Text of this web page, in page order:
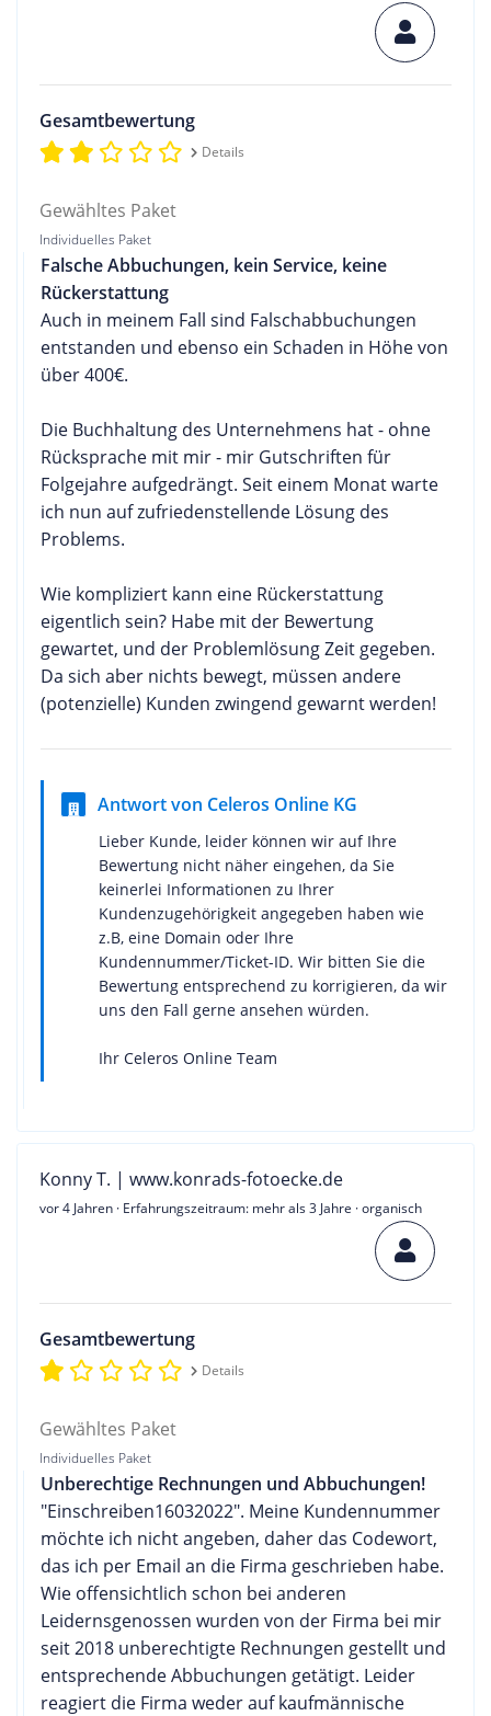
Gesamtbewertung
Details
Gewähltes Paket
Individuelles Paket
Falsche Abbuchungen, kein Service, keine
Rückerstattung
Auch in meinem Fall sind Falschabbuchungen
entstanden und ebenso ein Schaden in Höhe von
über 400€.
Die Buchhaltung des Unternehmens hat - ohne
Rücksprache mit mir - mir Gutschriften für
Folgejahre aufgedrängt. Seit einem Monat warte
ich nun auf zufriedenstellende Lösung des
Problems.
Wie kompliziert kann eine Rückerstattung
eigentlich sein? Habe mit der Bewertung
gewartet, und der Problemlösung Zeit gegeben.
Da sich aber nichts bewegt, müssen andere
(potenzielle) Kunden zwingend gewarnt werden!
Antwort von Celeros Online KG
Lieber Kunde, leider können wir auf Ihre
Bewertung nicht näher eingehen, da Sie
keinerlei Informationen zu Ihrer
Kundenzugehörigkeit angegeben haben wie
z.B, eine Domain oder Ihre
Kundennummer/Ticket-ID. Wir bitten Sie die
Bewertung entsprechend zu korrigieren, da wir
uns den Fall gerne ansehen würden.
Ihr Celeros Online Team
Konny T. | www.konrads-fotoecke.de
vor 4 Jahren · Erfahrungszeitraum: mehr als 3 Jahre · organisch
Gesamtbewertung
Details
Gewähltes Paket
Individuelles Paket
Unberechtige Rechnungen und Abbuchungen!
"Einschreiben16032022". Meine Kundennummer
möchte ich nicht angeben, daher das Codewort,
das ich per Email an die Firma geschrieben habe.
Wie offensichtlich schon bei anderen
Leidernsgenossen wurden von der Firma bei mir
seit 2018 unberechtigte Rechnungen gestellt und
entsprechende Abbuchungen getätigt. Leider
reagiert die Firma weder auf kaufmännische